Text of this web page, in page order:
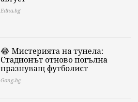
Edna.bg
😂 Мистерията на тунела:
Стадионът отново погълна
празнуващ футболист
Gong.bg